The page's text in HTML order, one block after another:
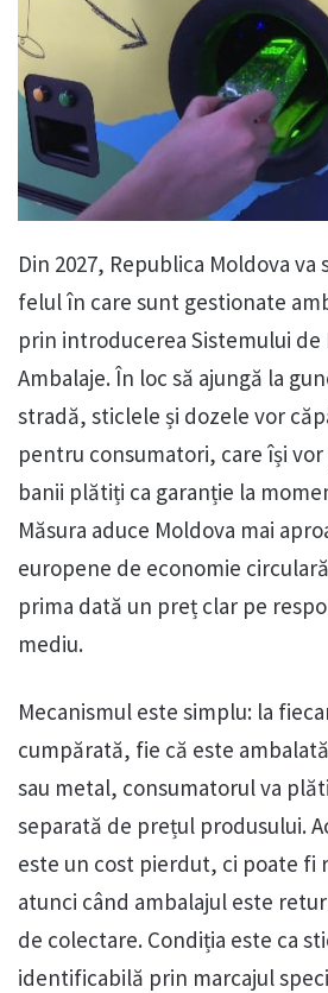
Din 2027, Republica Moldova
felul în care sunt gestionate
prin introducerea Sistemului
Ambalaje. În loc să ajungă la
stradă, sticlele și dozele vor
pentru consumatori, care își
banii plătiți ca garanție la
Măsura aduce Moldova mai
europene de economie
prima dată un preț clar pe
mediu.
Mecanismul este simplu: la
cumpărată, fie că este
sau metal, consumatorul va
separată de prețul produsului.
este un cost pierdut, ci poate fi
atunci când ambalajul este
de colectare. Condiția este ca
identificabilă prin marcajul